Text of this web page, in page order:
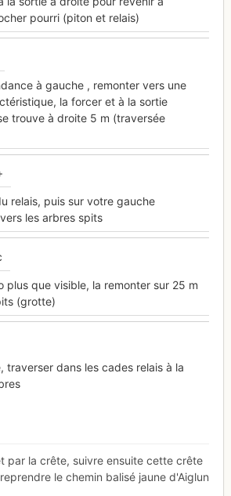
pourri (piton et relais)
à gauche , remonter vers une
la forcer et à la sortie
trouve à droite 5 m (traversée
relais, puis sur votre gauche
les arbres spits
plus que visible, la remonter sur 25 m
(grotte)
traverser dans les cades relais à la
par la crête, suivre ensuite cette crête
le chemin balisé jaune d'Aiglun